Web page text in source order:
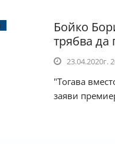
Бойко
трябва
23.04.2020г.
"Тогава
заяви